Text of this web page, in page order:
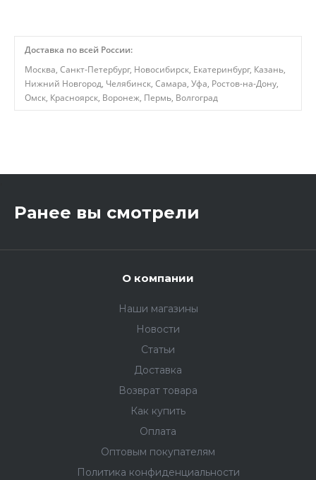
Доставка по всей России:
Москва, Санкт-Петербург, Новосибирск, Екатеринбург, Казань,
Нижний Новгород, Челябинск, Самара, Уфа, Ростов-на-Дону,
Омск, Красноярск, Воронеж, Пермь, Волгоград
Ранее вы смотрели
О компании
Наши магазины
Новости
Статьи
Доставка
Возврат товара
Как купить
Оплата
Оптовым покупателям
Политика конфиденциальности